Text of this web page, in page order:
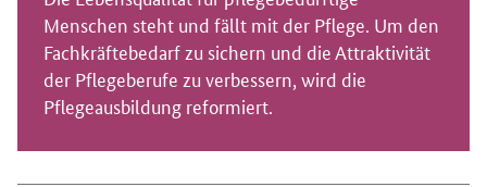
Menschen steht und fällt mit der Pflege. Um den
Fachkräftebedarf zu sichern und die Attraktivität
der Pflegeberufe zu verbessern, wird die
Pflegeausbildung reformiert.